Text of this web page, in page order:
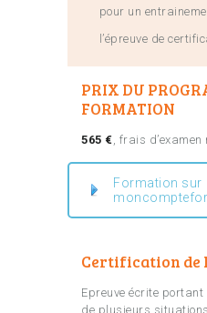
pour un
l’épreuve de
PRIX DU
FORMATION
565 €, frais d’examen
Formation sur
Certification de
Epreuve écrite portant
de plusieurs